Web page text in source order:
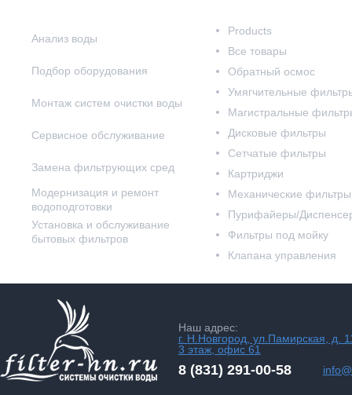
Анализ воды
Подбор оборудования
Монтаж систем очистки воды
Сервисное обслуживание
Замена фильтрующих сред
Модернизация и ремонт
водоподготовки
Установка и обслуживание
бытовых фильтров
Products
Все товары
Обратный осмос
Умягчительные
Магистральные
Дисковые фильтры
Сетчатые фильтры
Картриджи
Механические фильтры
Пурифайеры/
Фильтры под мойку
Клапана управления
Наш адрес:
г. Н.Новгород, ул.Памирская, д.
3 этаж, офис 61
8 (831) 291-00-58